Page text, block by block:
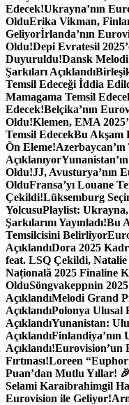
Edecek!Ukrayna’nın
OlduErika Vikman,
Geliyorİrlanda’nın
Oldu!Depi Evratesil
Duyuruldu!Dansk Melodi
Şarkıları Açıklandı
Temsil Edeceği İddia
Mamagama Temsil
Edecek!Belçika’nın
Oldu!Klemen, EMA
Temsil EdecekBu Akşam
Ön Eleme!
Açıklanıyor
Oldu!JJ, Avusturya’nın
OlduFransa’yı Louane
Çekildi!Lüksemburg
YolcusuPlaylist:
Şarkılarını Yayınladı!Bu
Temsilcisini Belirliyor
AçıklandıDora 2025
feat. LSQ Çekildi,
Națională 2025 Finaline
OlduSöngvakeppnin
AçıklandıMelodi Grand
AçıklandıPolonya Ulusal
AçıklandıYunanistan:
AçıklandıFinlandiya’nın
Açıklandı!Eurovision’un
Fırtınası!Loreen
Puan’dan Mutlu Yıllar!
Selami Karaibrahimgil
Eurovision ile Geliyor!